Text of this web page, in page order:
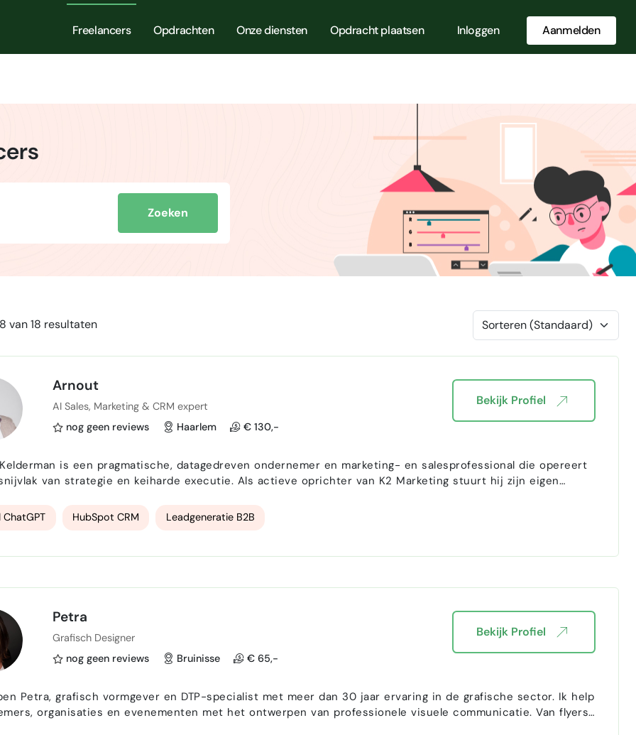
Freelancers Opdrachten Onze diensten Opdracht plaatsen Inloggen Aanmelden
Zoeken
van 18 resultaten
Arnout
AI Sales, Marketing & CRM expert
nog geen reviews
Haarlem € 130,-
is een pragmatische, datagedreven ondernemer en marketing- en salesprofessional die opereert
van strategie en keiharde executie. Als actieve oprichter van K2 Marketing stuurt hij zijn eigen
die vanaf de zijlijn toekijkt; hij switcht moeiteloo…
ChatGPT HubSpot CRM Leadgeneratie B2B
Bekijk Profiel
Petra
Grafisch Designer
nog geen reviews
Bruinisse € 65,-
Petra, grafisch vormgever en DTP-specialist met meer dan 30 jaar ervaring in de grafische sector. Ik help
organisaties en evenementen met het ontwerpen van professionele visuele communicatie. Van flyers,
Bekijk Profiel